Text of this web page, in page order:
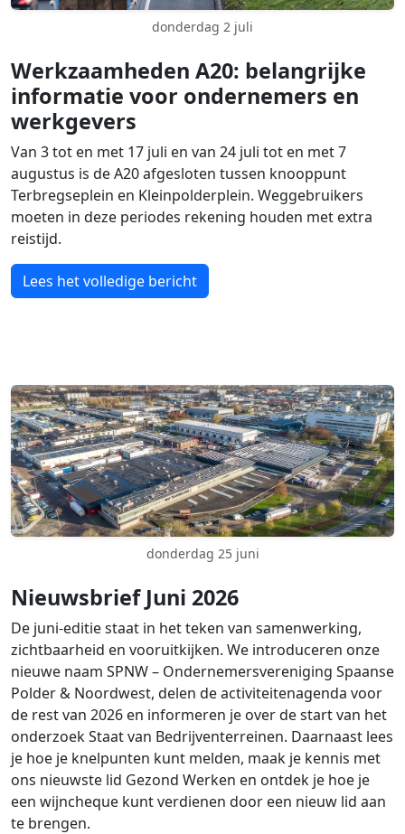
donderdag 2 juli
Werkzaamheden A20: belangrijke
informatie voor ondernemers en
werkgevers
Van 3 tot en met 17 juli en van 24 juli tot en met 7
augustus is de A20 afgesloten tussen knooppunt
Terbregseplein en Kleinpolderplein. Weggebruikers
moeten in deze periodes rekening houden met extra
reistijd.
Lees het volledige bericht
donderdag 25 juni
Nieuwsbrief Juni 2026
De juni-editie staat in het teken van samenwerking,
zichtbaarheid en vooruitkijken. We introduceren onze
nieuwe naam SPNW – Ondernemersvereniging Spaanse
Polder & Noordwest, delen de activiteitenagenda voor
de rest van 2026 en informeren je over de start van het
onderzoek Staat van Bedrijventerreinen. Daarnaast lees
je hoe je knelpunten kunt melden, maak je kennis met
ons nieuwste lid Gezond Werken en ontdek je hoe je
een wijncheque kunt verdienen door een nieuw lid aan
te brengen.